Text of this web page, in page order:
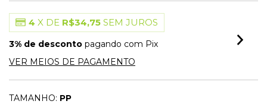
4 X DE R$34,75 SEM JUROS
3% de desconto pagando com Pix
VER MEIOS DE PAGAMENTO
TAMANHO: PP